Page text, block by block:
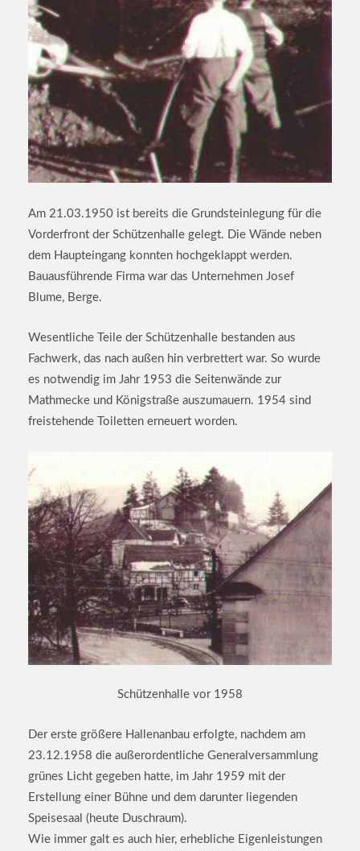
Am 21.03.1950 ist bereits die Grundsteinlegung für die
Vorderfront der Schützenhalle gelegt. Die Wände neben
dem Haupteingang konnten hochgeklappt werden.
Bauausführende Firma war das Unternehmen Josef
Blume, Berge.
Wesentliche Teile der Schützenhalle bestanden aus
Fachwerk, das nach außen hin verbrettert war. So wurde
es notwendig im Jahr 1953 die Seitenwände zur
Mathmecke und Königstraße auszumauern. 1954 sind
freistehende Toiletten erneuert worden.
Schützenhalle vor 1958
Der erste größere Hallenanbau erfolgte, nachdem am
23.12.1958 die außerordentliche Generalversammlung
grünes Licht gegeben hatte, im Jahr 1959 mit der
Erstellung einer Bühne und dem darunter liegenden
Speisesaal (heute Duschraum).
Wie immer galt es auch hier, erhebliche Eigenleistungen